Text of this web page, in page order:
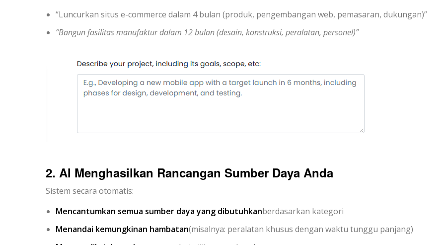
“Luncurkan situs e-commerce dalam 4 bulan (produk, pengembangan web, pemasaran, dukungan)”
“Bangun fasilitas manufaktur dalam 12 bulan (desain, konstruksi, peralatan, personel)”
2. AI Menghasilkan Rancangan Sumber Daya Anda
Sistem secara otomatis:
Mencantumkan semua sumber daya yang dibutuhkanberdasarkan kategori
Menandai kemungkinan hambatan(misalnya: peralatan khusus dengan waktu tunggu panjang)